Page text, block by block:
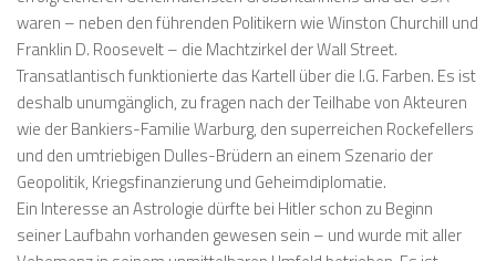
waren – neben den führenden Politikern wie Winston Churchill und
Franklin D. Roosevelt – die Machtzirkel der Wall Street.
Transatlantisch funktionierte das Kartell über die I.G. Farben. Es ist
deshalb unumgänglich, zu fragen nach der Teilhabe von Akteuren
wie der Bankiers-Familie Warburg, den superreichen Rockefellers
und den umtriebigen Dulles-Brüdern an einem Szenario der
Geopolitik, Kriegsfinanzierung und Geheimdiplomatie.
Ein Interesse an Astrologie dürfte bei Hitler schon zu Beginn
seiner Laufbahn vorhanden gewesen sein – und wurde mit aller